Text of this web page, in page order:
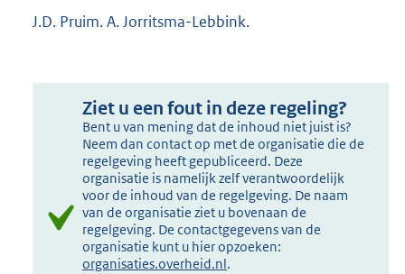
J.D. Pruim. A. Jorritsma-Lebbink.
Ziet u een fout in deze regeling?
Bent u van mening dat de inhoud niet juist is?
Neem dan contact op met de organisatie die de
regelgeving heeft gepubliceerd. Deze
organisatie is namelijk zelf verantwoordelijk
voor de inhoud van de regelgeving. De naam
van de organisatie ziet u bovenaan de
regelgeving. De contactgegevens van de
organisatie kunt u hier opzoeken:
organisaties.overheid.nl.